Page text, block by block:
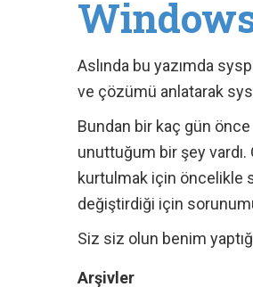
Aslında bu yazımda
ve çözümü anlatarak
Bundan bir kaç gün önce
unuttuğum bir şey vardı.
kurtulmak için öncelikle
değiştirdiği için
Siz siz olun benim
Arşivler